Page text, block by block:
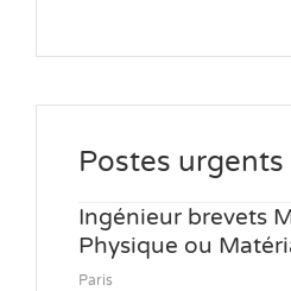
Postes urgents
Ingénieur brevets
Physique ou
Paris